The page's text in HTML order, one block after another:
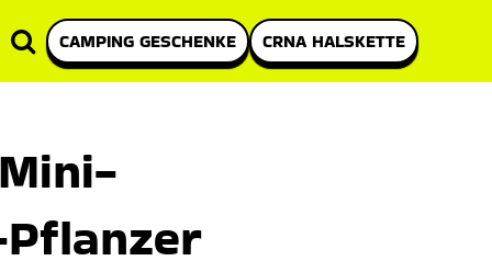
CAMPING GESCHENKE CRNA HALSKETTE